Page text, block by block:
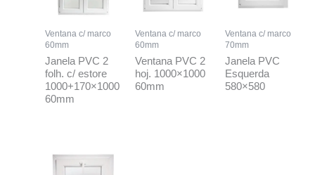
Ventana c/ marco
60mm
Janela PVC 2
folh. c/ estore
1000+170×1000
60mm
Ventana c/ marco
60mm
Ventana PVC 2
hoj. 1000×1000
60mm
Ventana c/ marco
70mm
Janela PVC
Esquerda
580×580